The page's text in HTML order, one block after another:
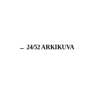
Artikkelien
← 24/52 ARKIKUVA